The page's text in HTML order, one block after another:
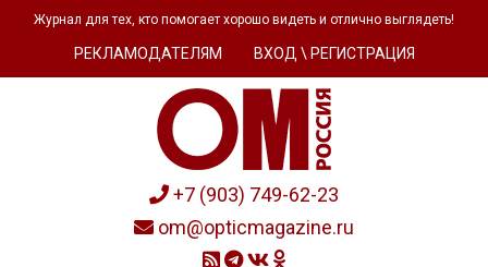
Журнал для тех, кто помогает хорошо видеть и отлично выглядеть!
РЕКЛАМОДАТЕЛЯМ ВХОД \ РЕГИСТРАЦИЯ
+7 (903) 749-62-23
om@opticmagazine.ru